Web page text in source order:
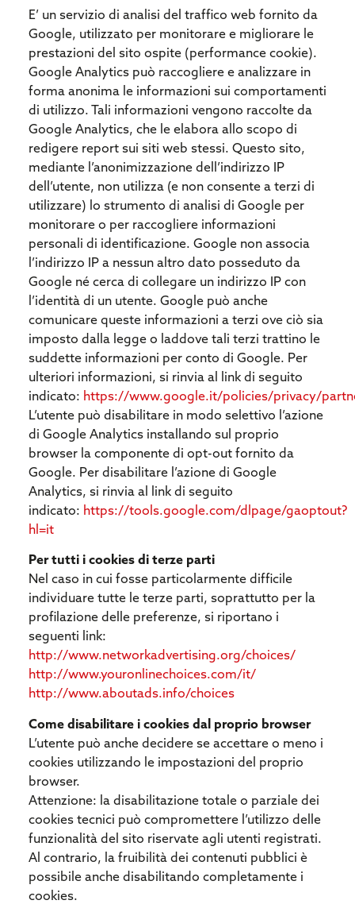
E’ un servizio di analisi del traffico web fornito da
Google, utilizzato per monitorare e migliorare le
prestazioni del sito ospite (performance cookie).
Google Analytics può raccogliere e analizzare in
forma anonima le informazioni sui comportamenti
di utilizzo. Tali informazioni vengono raccolte da
Google Analytics, che le elabora allo scopo di
redigere report sui siti web stessi. Questo sito,
mediante l’anonimizzazione dell’indirizzo IP
dell’utente, non utilizza (e non consente a terzi di
utilizzare) lo strumento di analisi di Google per
monitorare o per raccogliere informazioni
personali di identificazione. Google non associa
l’indirizzo IP a nessun altro dato posseduto da
Google né cerca di collegare un indirizzo IP con
l’identità di un utente. Google può anche
comunicare queste informazioni a terzi ove ciò sia
imposto dalla legge o laddove tali terzi trattino le
suddette informazioni per conto di Google. Per
ulteriori informazioni, si rinvia al link di seguito
indicato: https://www.google.it/policies/privacy/
L’utente può disabilitare in modo selettivo l’azione
di Google Analytics installando sul proprio
browser la componente di opt-out fornito da
Google. Per disabilitare l’azione di Google
Analytics, si rinvia al link di seguito
indicato: https://tools.google.com/dlpage/gaoptout?
hl=it
Per tutti i cookies di terze parti
Nel caso in cui fosse particolarmente difficile
individuare tutte le terze parti, soprattutto per la
profilazione delle preferenze, si riportano i
seguenti link:
http://www.networkadvertising.org/choices/
http://www.youronlinechoices.com/it/
http://www.aboutads.info/choices
Come disabilitare i cookies dal proprio browser
L’utente può anche decidere se accettare o meno i
cookies utilizzando le impostazioni del proprio
browser.
Attenzione: la disabilitazione totale o parziale dei
cookies tecnici può compromettere l’utilizzo delle
funzionalità del sito riservate agli utenti registrati.
Al contrario, la fruibilità dei contenuti pubblici è
possibile anche disabilitando completamente i
cookies.